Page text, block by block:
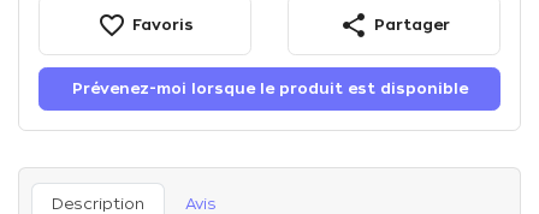
favorite_border Favoris share Partager
Prévenez-moi lorsque le produit est disponible
Description Avis